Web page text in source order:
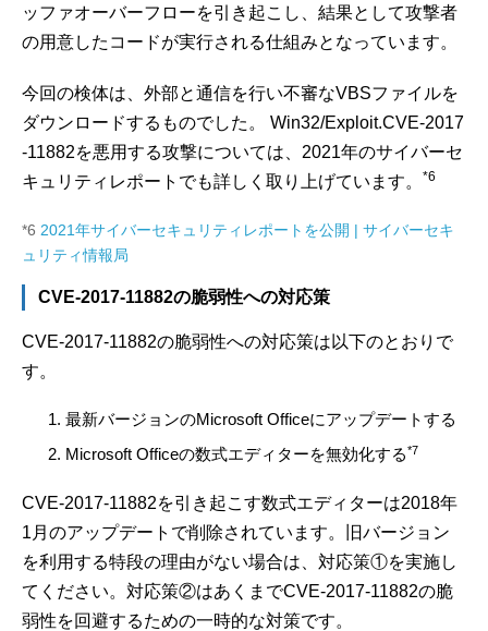
ッファオーバーフローを引き起こし、結果として攻撃者
の用意したコードが実行される仕組みとなっています。
今回の検体は、外部と通信を行い不審なVBSファイルを
ダウンロードするものでした。 Win32/Exploit.CVE-2017
-11882を悪用する攻撃については、2021年のサイバーセ
キュリティレポートでも詳しく取り上げています。
*6
*6 2021年サイバーセキュリティレポートを公開 | サイバーセキ
ュリティ情報局
CVE-2017-11882の脆弱性への対応策
CVE-2017-11882の脆弱性への対応策は以下のとおりで
す。
最新バージョンのMicrosoft Officeにアップデートする
Microsoft Officeの数式エディターを無効化する*7
CVE-2017-11882を引き起こす数式エディターは2018年
1月のアップデートで削除されています。旧バージョン
を利用する特段の理由がない場合は、対応策①を実施し
てください。対応策②はあくまでCVE-2017-11882の脆
弱性を回避するための一時的な対策です。